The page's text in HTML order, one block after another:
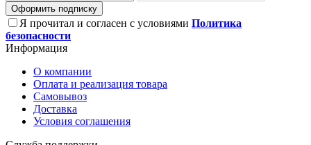
Оформить подписку
Я прочитал и согласен с условиями Политика
безопасности
Информация
О компании
Оплата и реализация товара
Самовывоз
Доставка
Условия соглашения